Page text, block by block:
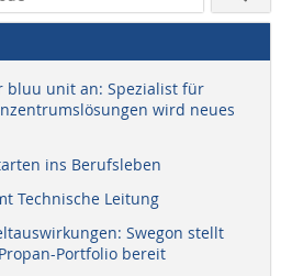
bluu unit an: Spezialist für
wird neues
ins Berufsleben
Technische Leitung
Swegon stellt
Portfolio bereit